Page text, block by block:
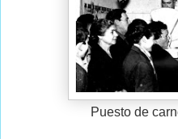
Puesto de